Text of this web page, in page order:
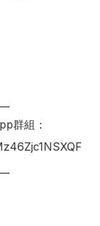
群組：